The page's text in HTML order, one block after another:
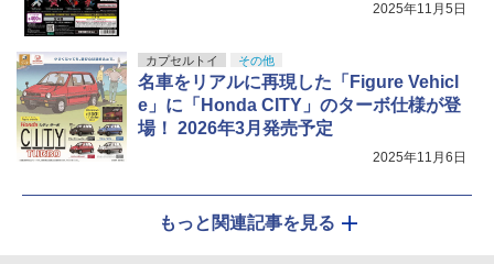
2025年11月5日
カプセルトイ その他
名車をリアルに再現した「Figure Vehicl
e」に「Honda CITY」のターボ仕様が登
場！ 2026年3月発売予定
2025年11月6日
もっと関連記事を見る